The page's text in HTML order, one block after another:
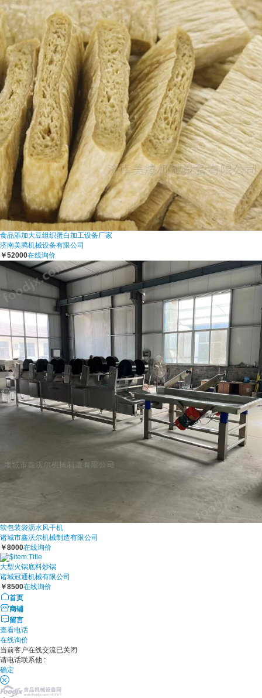
食品添加大豆组织蛋白加工设备厂家
济南美腾机械设备有限公司
￥52000在线询价
软包装袋沥水风干机
诸城市鑫沃尔机械制造有限公司
￥8000在线询价
大型火锅底料炒锅
诸城冠通机械有限公司
￥8500在线询价
首页
商铺
留言
查看电话
在线询价
当前客户在线交流已关闭
请电话联系他 :
确定